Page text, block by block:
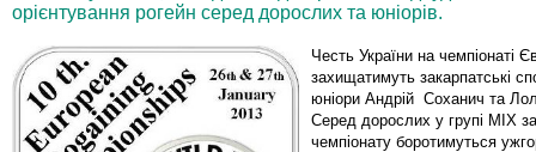
орієнтування рогейн серед дорослих та юніорів.
Честь України на чемпіонаті
захищатимуть закарпатські
юніори Андрій Соханич та
Серед дорослих у групі MIX
чемпіонату боротимуться